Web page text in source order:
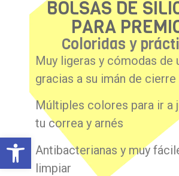
Abrir barra de herramientas
BOLSAS DE
PARA
Coloridas y
Muy ligeras y cómodas de
gracias a su imán de cierre
Múltiples colores para ir a
tu correa y arnés
Antibacterianas y muy
limpiar